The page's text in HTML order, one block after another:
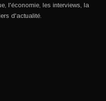
l'économie, les interviews, la
d'actualité.